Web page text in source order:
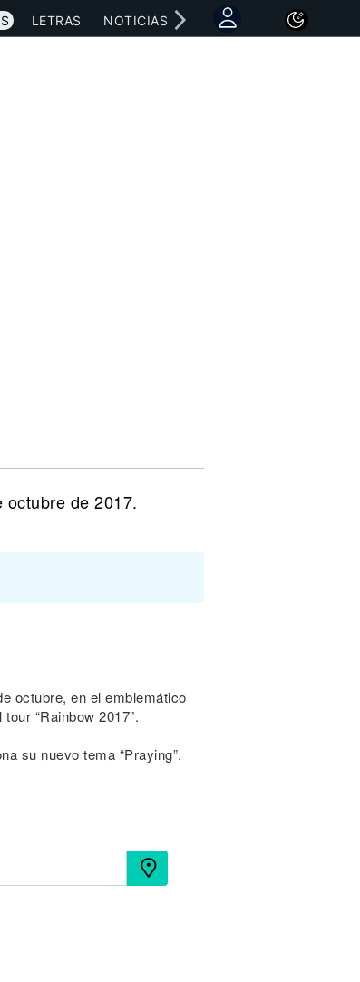
LETRAS NOTICIAS
octubre de 2017.
octubre, en el emblemático
“Rainbow 2017”.
su nuevo tema “Praying”.